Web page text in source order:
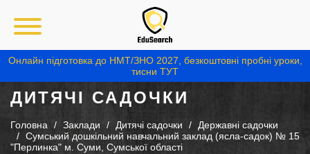
Онлайн підготовка до НМТ/ЗНО 2027, безкоштовні пробні уроки,
тисни ТУТ
ДИТЯЧІ САДОЧКИ
Головна Заклади Дитячі садочки
Державні садочки
Сумський дошкільний навчальний заклад (ясла-садок) № 15
"Перлинка" м. Суми, Сумської області